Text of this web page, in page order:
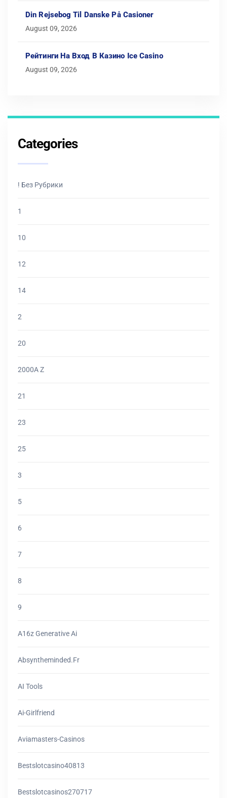
Din Rejsebog Til Danske På Casioner
August 09, 2026
Рейтинги На Вход В Казино Ice Casino
August 09, 2026
Categories
! Без Рубрики
1
10
12
14
2
20
2000A Z
21
23
25
3
5
6
7
8
9
A16z Generative Ai
Absyntheminded.fr
AI Tools
Ai-Girlfriend
Aviamasters-Casinos
Bestslotcasino40813
Bestslotcasinos270717